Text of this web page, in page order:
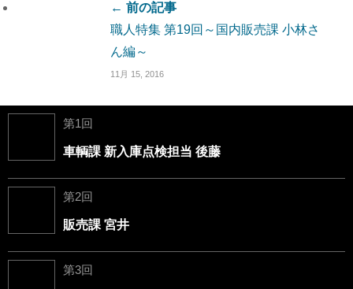
← 前の記事
職人特集 第19回～国内販売課 小林さ
ん編～
11月 15, 2016
第1回
車輌課 新入庫点検担当 後藤
第2回
販売課 宮井
第3回